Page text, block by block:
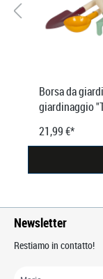
Borsa da
giardinaggio
21,99 €*
Newsletter
Restiamo in contatto!